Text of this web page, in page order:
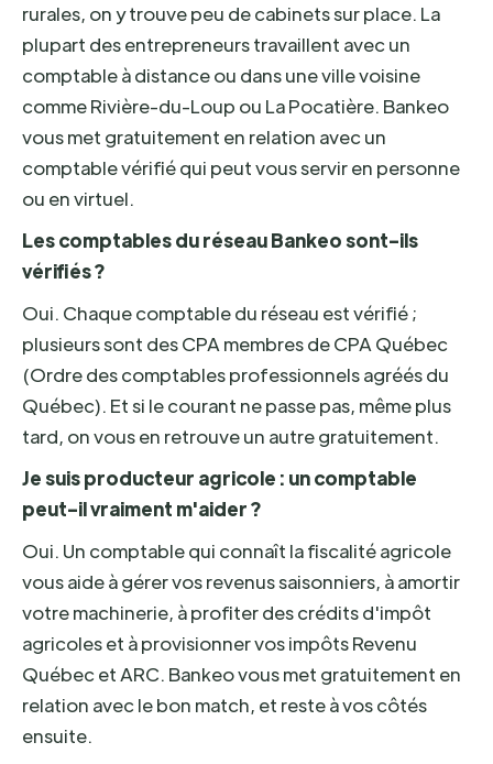
rurales, on y trouve peu de cabinets sur place. La
plupart des entrepreneurs travaillent avec un
comptable à distance ou dans une ville voisine
comme Rivière-du-Loup ou La Pocatière. Bankeo
vous met gratuitement en relation avec un
comptable vérifié qui peut vous servir en personne
ou en virtuel.
Les comptables du réseau Bankeo sont-ils
vérifiés ?
Oui. Chaque comptable du réseau est vérifié ;
plusieurs sont des CPA membres de CPA Québec
(Ordre des comptables professionnels agréés du
Québec). Et si le courant ne passe pas, même plus
tard, on vous en retrouve un autre gratuitement.
Je suis producteur agricole : un comptable
peut-il vraiment m'aider ?
Oui. Un comptable qui connaît la fiscalité agricole
vous aide à gérer vos revenus saisonniers, à amortir
votre machinerie, à profiter des crédits d'impôt
agricoles et à provisionner vos impôts Revenu
Québec et ARC. Bankeo vous met gratuitement en
relation avec le bon match, et reste à vos côtés
ensuite.